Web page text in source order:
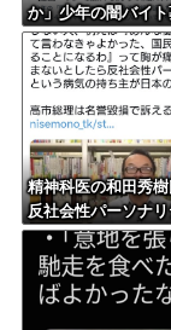
か」少年の闇バイ
繰り返す 容疑で中
7人逮捕
精神科医の和田秀
反社会性パーソナ
ある」